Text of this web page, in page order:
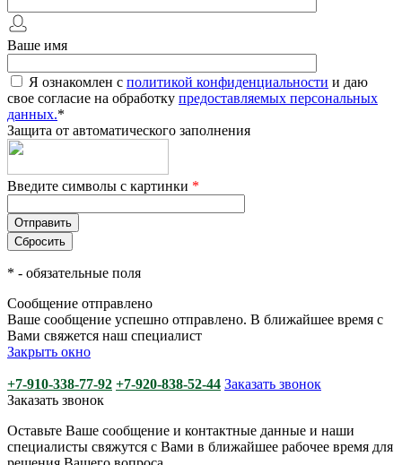
Ваше имя
Я ознакомлен с политикой конфиденциальности и даю
свое согласие на обработку предоставляемых персональных
данных.*
Защита от автоматического заполнения
Введите символы с картинки *
* - обязательные поля
Сообщение отправлено
Ваше сообщение успешно отправлено. В ближайшее время с
Вами свяжется наш специалист
Закрыть окно
+7-910-338-77-92 +7-920-838-52-44 Заказать звонок
Заказать звонок
Оставьте Ваше сообщение и контактные данные и наши
специалисты свяжутся с Вами в ближайшее рабочее время для